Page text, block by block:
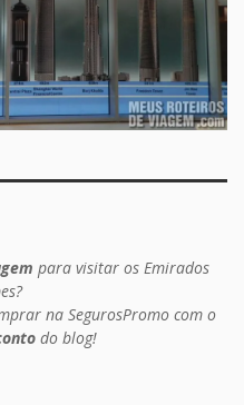
para visitar os Emirados
na SegurosPromo com o
do blog!